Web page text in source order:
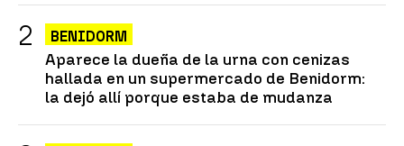
BENIDORM
Aparece la dueña de la urna con cenizas
hallada en un supermercado de Benidorm:
la dejó allí porque estaba de mudanza